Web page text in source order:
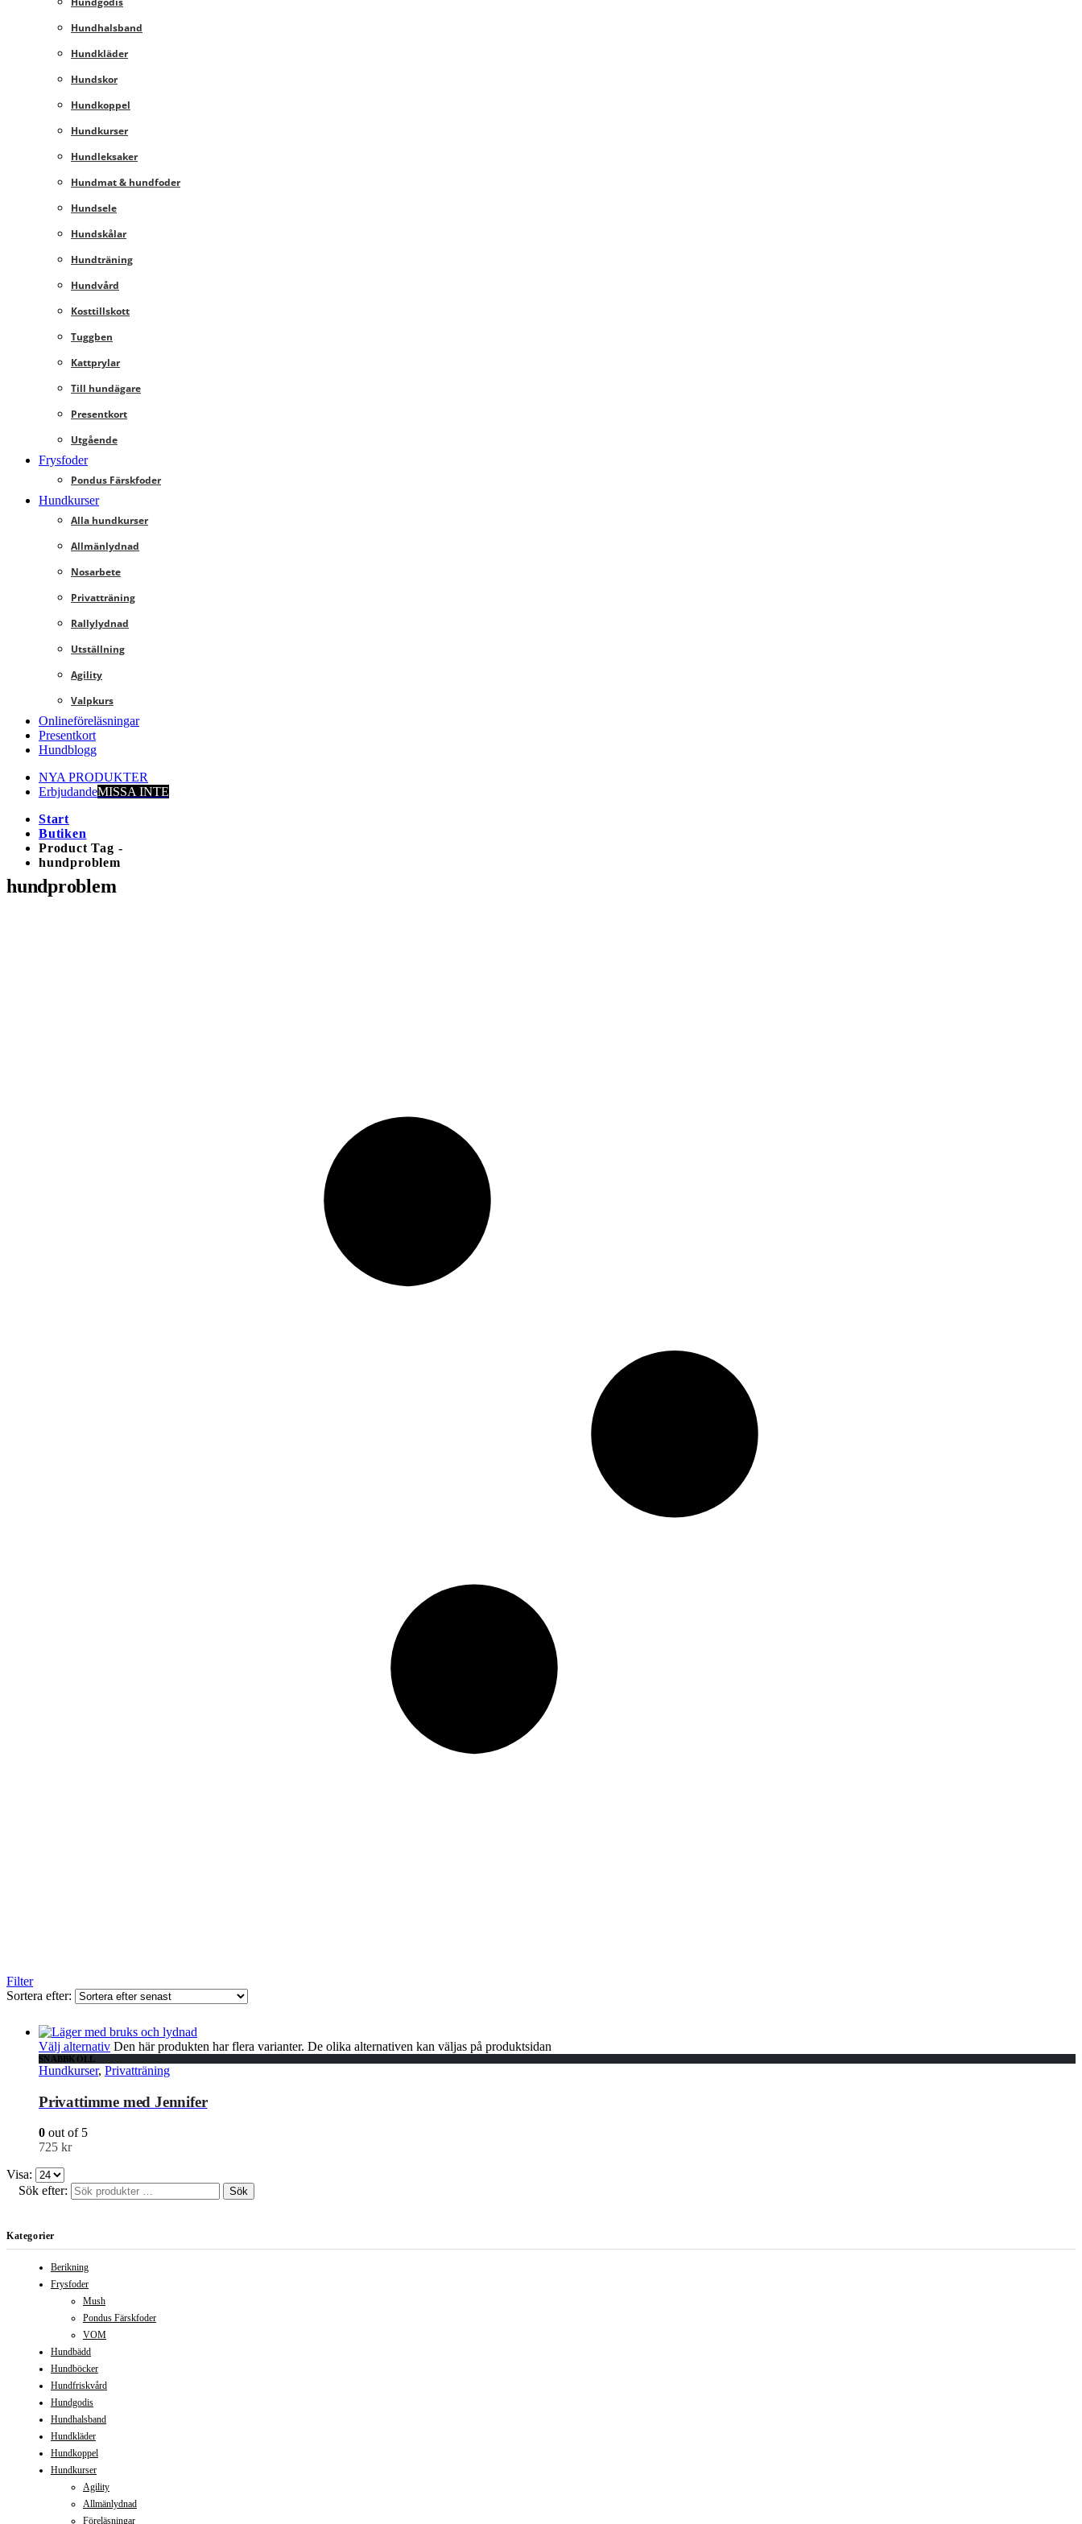
Hundhalsband
Hundkläder
Hundskor
Hundkoppel
Hundkurser
Hundleksaker
Hundmat & hundfoder
Hundsele
Hundskålar
Hundträning
Hundvård
Kosttillskott
Tuggben
Kattprylar
Till hundägare
Presentkort
Utgående
Frysfoder
Pondus Färskfoder
Hundkurser
Alla hundkurser
Allmänlydnad
Nosarbete
Privatträning
Rallylydnad
Utställning
Agility
Valpkurs
Onlineföreläsningar
Presentkort
Hundblogg
NYA PRODUKTER
ErbjudandeMISSA INTE
Start
Butiken
Product Tag -
hundproblem
hundproblem
Filter
Sortera efter:
Välj alternativ Den här produkten har flera varianter. De olika alternativen kan väljas på produktsidan
SNABBKOLL
Hundkurser, Privatträning
Privattimme med Jennifer
0 out of 5
725 kr
Visa:
Sök efter:
Sök
Kategorier
Berikning
Frysfoder
Mush
Pondus Färskfoder
VOM
Hundbädd
Hundböcker
Hundfriskvård
Hundgodis
Hundhalsband
Hundkläder
Hundkoppel
Hundkurser
Agility
Allmänlydnad
Föreläsningar